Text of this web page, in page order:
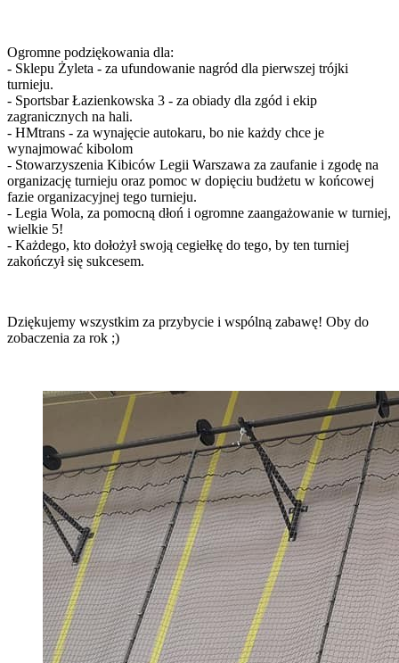
Ogromne podziękowania dla:
- Sklepu Żyleta - za ufundowanie nagród dla pierwszej trójki
turnieju.
- Sportsbar Łazienkowska 3 - za obiady dla zgód i ekip
zagranicznych na hali.
- HMtrans - za wynajęcie autokaru, bo nie każdy chce je
wynajmować kibolom
- Stowarzyszenia Kibiców Legii Warszawa za zaufanie i zgodę na
organizację turnieju oraz pomoc w dopięciu budżetu w końcowej
fazie organizacyjnej tego turnieju.
- Legia Wola, za pomocną dłoń i ogromne zaangażowanie w turniej,
wielkie 5!
- Każdego, kto dołożył swoją cegiełkę do tego, by ten turniej
zakończył się sukcesem.
Dziękujemy wszystkim za przybycie i wspólną zabawę! Oby do
zobaczenia za rok ;)